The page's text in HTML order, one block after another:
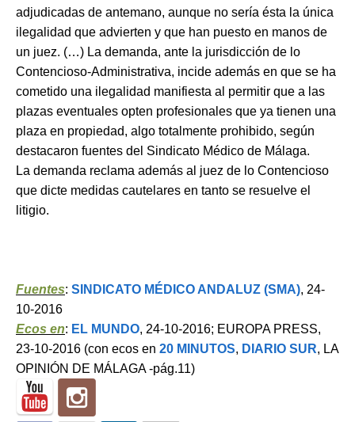
adjudicadas de antemano, aunque no sería ésta la única
ilegalidad que advierten y que han puesto en manos de
un juez. (…) La demanda, ante la jurisdicción de lo
Contencioso-Administrativa, incide además en que se ha
cometido una ilegalidad manifiesta al permitir que a las
plazas eventuales opten profesionales que ya tienen una
plaza en propiedad, algo totalmente prohibido, según
destacaron fuentes del Sindicato Médico de Málaga.
La demanda reclama además al juez de lo Contencioso
que dicte medidas cautelares en tanto se resuelve el
litigio.
Fuentes: SINDICATO MÉDICO ANDALUZ (SMA), 24-
10-2016
Ecos en: EL MUNDO, 24-10-2016; EUROPA PRESS,
23-10-2016 (con ecos en 20 MINUTOS, DIARIO SUR, LA
OPINIÓN DE MÁLAGA -pág.11)